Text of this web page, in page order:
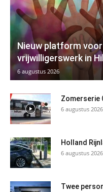
Nieuw platform
vrijwilligerswerk in
6 augustus 2026
Zomerserie
6 augustus 2026
Holland
6 augustus 2026
Twee